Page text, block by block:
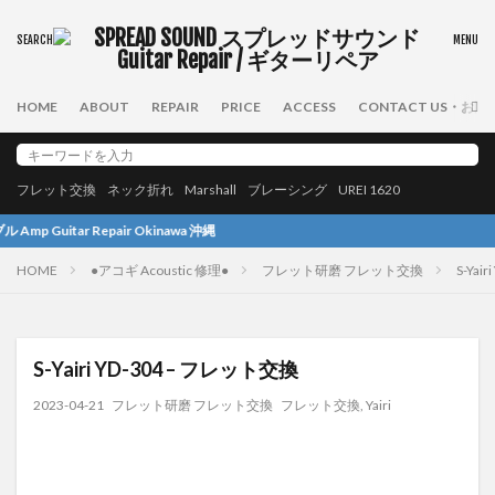
HOME ABOUT REPAIR PRICE ACCESS CONTACT US・お問
フレット交換 ネック折れ Marshall ブレーシング UREI 1620
沖縄
HOME ●アコギ Acoustic 修理● フレット研磨 フレット交換 S-
S-Yairi YD-304 – フレット交換
2023-04-21 フレット研磨 フレット交換 フレット交換, Yairi